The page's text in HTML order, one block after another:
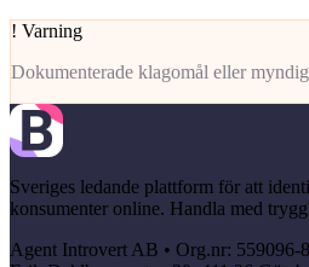
! Varning
Dokumenterade klagomål eller
Sveriges ledande plattform för att
konsumenter online. Handla med
Agent Introvert AB • Org.nr: 559096-